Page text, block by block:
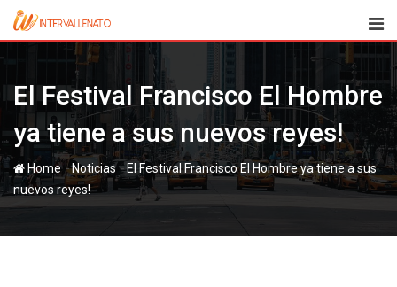
Skip
El Festival Francisco El Hombre
ya tiene a sus nuevos reyes!
Home-Noticias-El Festival Francisco El Hombre ya tiene a sus
nuevos reyes!